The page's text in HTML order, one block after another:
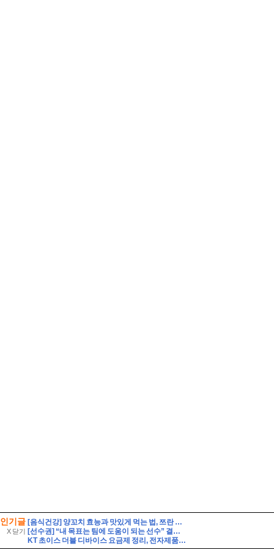
인기글
X 닫기
[음식건강] 양꼬치 효능과 맛있게 먹는 법, 쯔란 씨앗의 정체와 섭취 시 주의사항까지
[선수권] “내 목표는 팀에 도움이 되는 선수” 결승골로 증명한 진혜린의 책임감
KT 초이스 더블 디바이스 요금제 정리, 전자제품 구독하기